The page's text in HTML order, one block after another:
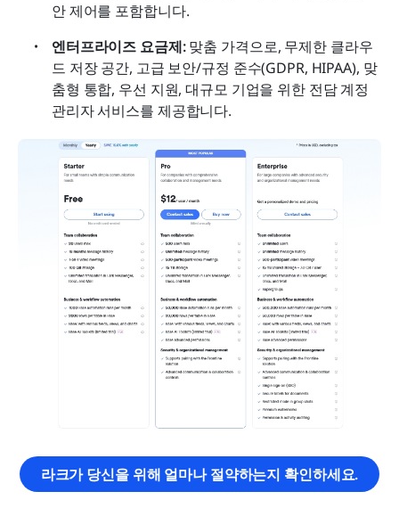
안 제어를 포함합니다.
엔터프라이즈 요금제: 맞춤 가격으로, 무제한 클라우
드 저장 공간, 고급 보안/규정 준수(GDPR, HIPAA), 맞
춤형 통합, 우선 지원, 대규모 기업을 위한 전담 계정
관리자 서비스를 제공합니다.
라크가 당신을 위해 얼마나 절약하는지 확인하세요.